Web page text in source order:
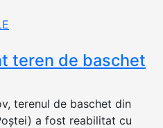
teren de baschet
terenul de baschet din
a fost reabilitat cu